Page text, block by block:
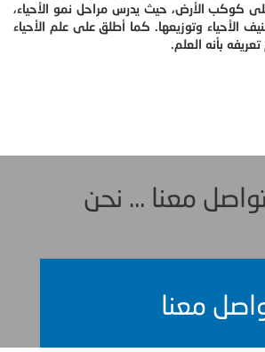
على كوكب الأرض، حيث يدرس مراحل نمو الأحياء،
الأحياء وتوزيعها. كما أطلق على علم الأحياء
بأنه العلم.
معنا ... نحن
معنا